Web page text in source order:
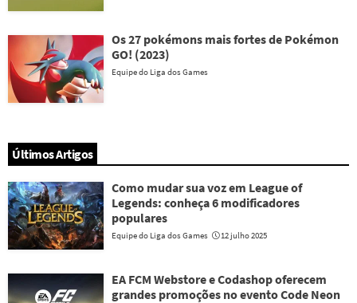
Os 27 pokémons mais fortes de Pokémon
GO! (2023)
Equipe do Liga dos Games
Últimos Artigos
Como mudar sua voz em League of
Legends: conheça 6 modificadores
populares
Equipe do Liga dos Games 12 julho 2025
EA FCM Webstore e Codashop oferecem
grandes promoções no evento Code Neon